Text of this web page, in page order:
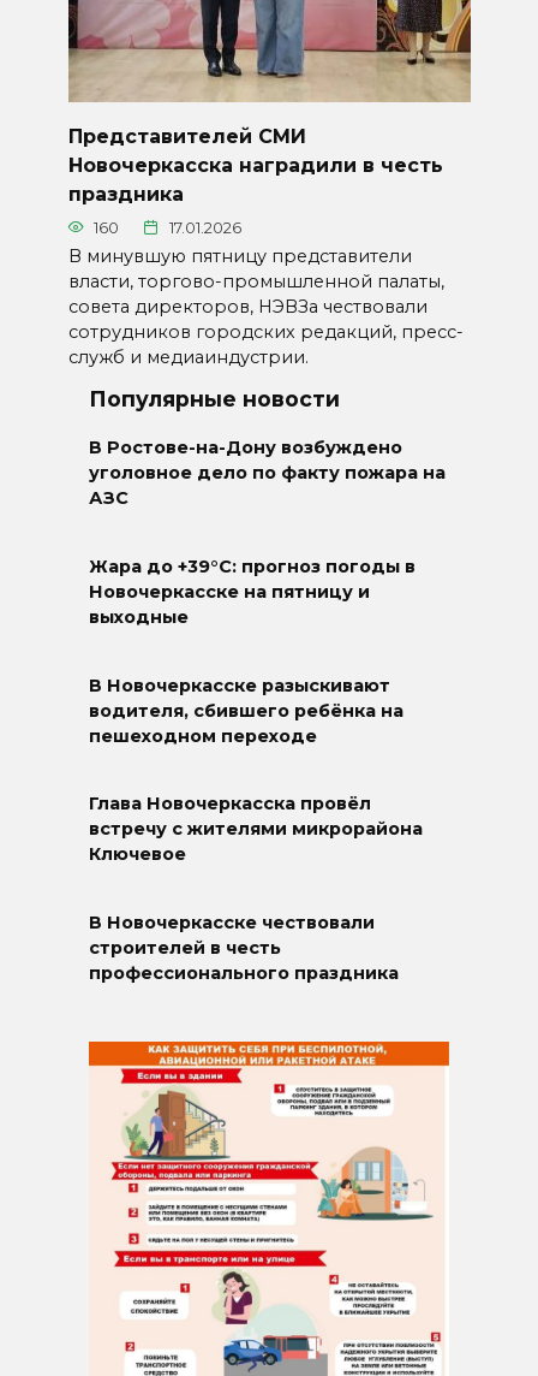
Представителей СМИ
Новочеркасска наградили в честь
праздника
160 17.01.2026
В минувшую пятницу представители
власти, торгово-промышленной палаты,
совета директоров, НЭВЗа чествовали
сотрудников городских редакций, пресс-
служб и медиаиндустрии.
Популярные новости
В Ростове-на-Дону возбуждено
уголовное дело по факту пожара на
АЗС
Жара до +39°C: прогноз погоды в
Новочеркасске на пятницу и
выходные
В Новочеркасске разыскивают
водителя, сбившего ребёнка на
пешеходном переходе
Глава Новочеркасска провёл
встречу с жителями микрорайона
Ключевое
В Новочеркасске чествовали
строителей в честь
профессионального праздника